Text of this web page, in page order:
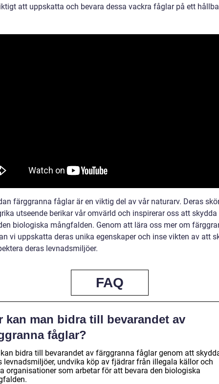
att uppskatta och bevara dessa vackra fåglar på ett
färggranna fåglar är en viktig del av vår naturarv. Deras
utseende berikar vår omvärld och inspirerar oss att skydda
biologiska mångfalden. Genom att lära oss mer om
vi uppskatta deras unika egenskaper och inse vikten av att
deras levnadsmiljöer.
FAQ
kan man bidra till bevarandet av
fåglar?
bidra till bevarandet av färggranna fåglar genom att
levnadsmiljöer, undvika köp av fjädrar från illegala källor och
organisationer som arbetar för att bevara den biologiska